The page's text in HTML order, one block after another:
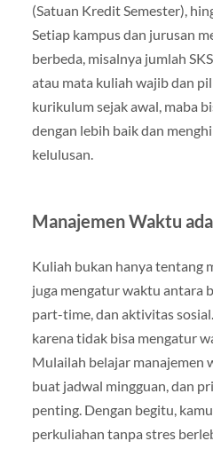
(Satuan Kredit Semester),
Setiap kampus dan jurusan
berbeda, misalnya jumlah
atau mata kuliah wajib dan
kurikulum sejak awal, maba
dengan lebih baik dan
kelulusan.
Manajemen Waktu
Kuliah bukan hanya tentang
juga mengatur waktu antara
part-time, dan aktivitas
karena tidak bisa mengatur
Mulailah belajar manajemen
buat jadwal mingguan, dan
penting. Dengan begitu,
perkuliahan tanpa stres